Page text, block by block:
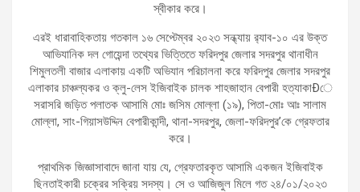
স্বীকার করে।
এরই ধারাবাহিকতায় গতকাল ১৬ সেপ্টেম্বর ২০২৩ সন্ধ্যায় র‌্যাব-১০ এর উক্ত
আভিযানিক দল গোয়েন্দা তথ্যের ভিত্তিতে ফরিদপুর জেলার সদরপুর থানাধীন
শিমুলতলী বাজার এলাকায় একটি অভিযান পরিচালনা করে ফরিদপুর জেলার সদরপুর
এলাকার চাঞ্চল্যকর ও ক্লু-লেস ইজিবাইক চালক শাহজাহান বেপারী হত্যাকাÐে
সরাসরি জড়িত পলাতক আসামি মোঃ জসিম মোল্লা (১৯), পিতা-মোঃ আঃ সালাম
মোল্লা, সাং-গিয়াসউদ্দিন বেপারীকান্দী, থানা-সদরপুর, জেলা-ফরিদপুর’কে গ্রেফতার
করে।
প্রাথমিক জিজ্ঞাসাবাদে জানা যায় যে, গ্রেফতারকৃত আসামি একজন ইজিবাইক
ছিনতাইকারী চক্রের সক্রিয় সদস্য। সে ও আজিজুল মিলে গত ২৪/০১/২০২৩